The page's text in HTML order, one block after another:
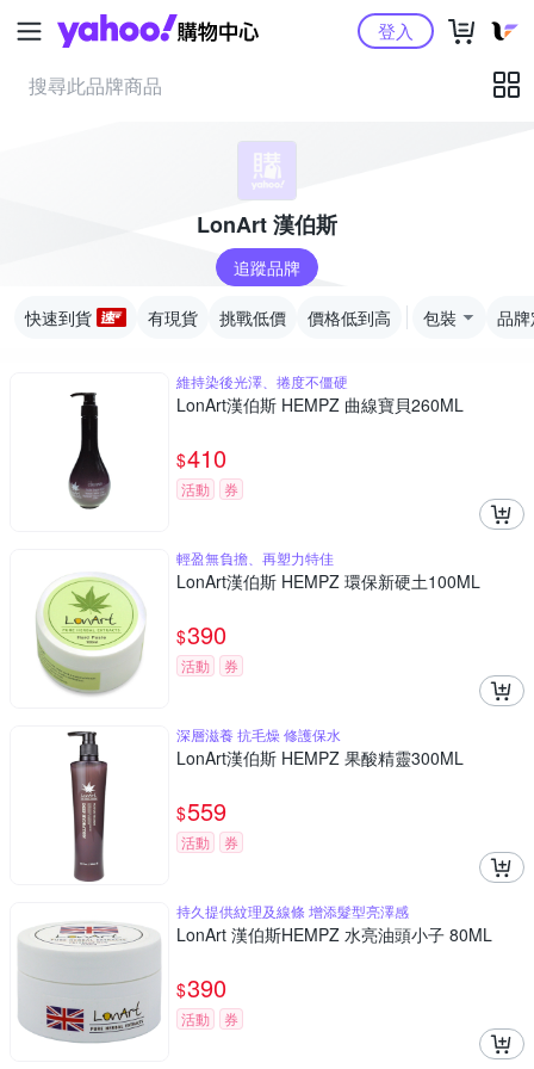
Yahoo購物中心登入
LonArt 漢伯斯
追蹤品牌
快速到貨 有現貨 挑戰低價 價格低到高 包裝 品
維持染後光澤、捲度不僵硬
LonArt漢伯斯 HEMPZ 曲線寶貝260ML
$410
活動 券
輕盈無負擔、再塑力特佳
LonArt漢伯斯 HEMPZ 環保新硬土100ML
$390
活動 券
深層滋養 抗毛燥 修護保水
LonArt漢伯斯 HEMPZ 果酸精靈300ML
$559
活動 券
持久提供紋理及線條 增添髮型亮澤感
LonArt 漢伯斯HEMPZ 水亮油頭小子 80ML
$390
活動 券